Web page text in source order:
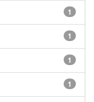
1
1
1
1